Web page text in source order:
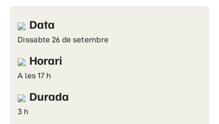
Data
Dissabte 26 de setembre
Horari
A les 17 h
Durada
3 h